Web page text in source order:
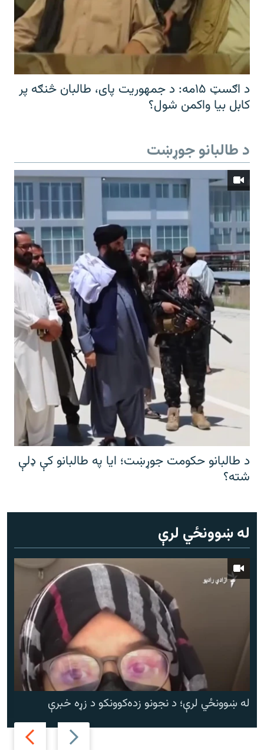
د اګسټ ۱۵مه: د جمهوریت پای، طالبان څنګه پر
کابل بیا واکمن شول؟
د طالبانو جوړښت
د طالبانو حکومت جوړښت؛ ایا په طالبانو کې ډلې
شته؟
له ښوونځي لرې
Previous
slide
Next
slide
له ښوونځي لرې؛ د نجونو زده‌کوونکو د زړه خبرې